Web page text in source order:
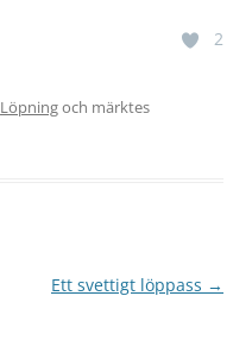
2
Löpningoch märktes
Ett svettigt löppass →